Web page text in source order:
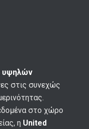
υψηλών
στις συνεχώς
στο χώρο
η United